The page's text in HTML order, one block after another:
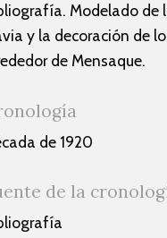
Modelado de
y la decoración de
de Mensaque.
de 1920
de la